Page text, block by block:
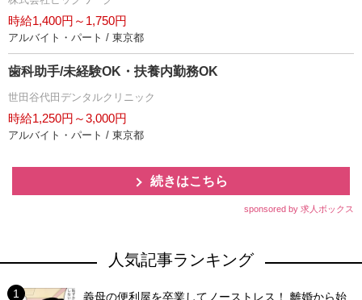
時給1,400円～1,750円
アルバイト・パート / 東京都
歯科助手/未経験OK・扶養内勤務OK
世田谷代田デンタルクリニック
時給1,250円～3,000円
アルバイト・パート / 東京都
続きはこちら
sponsored by 求人ボックス
人気記事ランキング
義母の便利屋を卒業してノーストレス！ 離婚から始